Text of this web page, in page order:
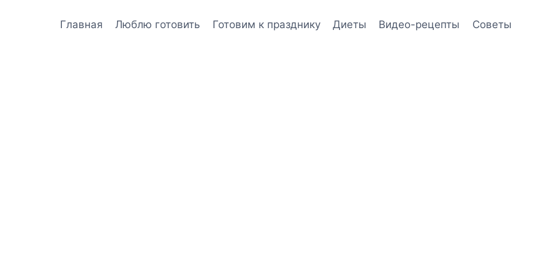
Главная Люблю готовить Готовим к празднику Диеты Видео-рецепты Советы